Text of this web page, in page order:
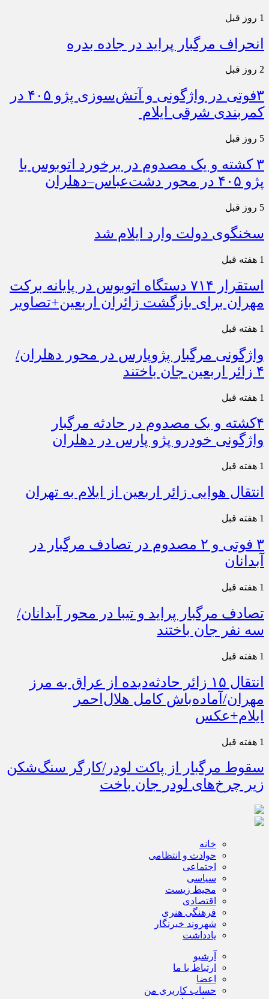
1 روز قبل
انحراف مرگبار پراید در جاده بدره
2 روز قبل
۳فوتی در واژگونی و آتش‌سوزی پژو ۴۰۵ در
کمربندی شرقی ایلام
5 روز قبل
۳ کشته و یک مصدوم در برخورد اتوبوس با
پژو ۴۰۵ در محور دشت‌عباس–دهلران
5 روز قبل
سخنگوی دولت وارد ایلام شد
1 هفته قبل
استقرار ۷۱۴ دستگاه اتوبوس در پایانه برکت
مهران برای بازگشت زائران اربعین+تصاویر
1 هفته قبل
واژگونی مرگبار پژوپارس در محور دهلران/
۴ زائر اربعین جان باختند
1 هفته قبل
۴کشته و یک مصدوم در حادثه مرگبار
واژگونی خودرو پژو پارس در دهلران
1 هفته قبل
انتقال هوایی زائر اربعین از ایلام به تهران
1 هفته قبل
۳ فوتی و ۲ مصدوم در تصادف مرگبار در
آبدانان
1 هفته قبل
تصادف مرگبار پراید و تیبا در محور آبدانان/
سه نفر جان باختند
1 هفته قبل
انتقال ۱۵ زائر حادثه‌دیده از عراق به مرز
مهران/آماده‌باش کامل هلال‌احمر
ایلام+عکس
1 هفته قبل
سقوط مرگبار از پاکت لودر/کارگر سنگ‌شکن
زیر چرخ‌های لودر جان باخت
خانه
حوادث و انتظامی
اجتماعی
سیاسی
محیط زیست
اقتصادی
فرهنگی هنری
شهروند خبرنگار
یادداشت
آرشیو
ارتباط با ما
اعضا
حساب کاربری من